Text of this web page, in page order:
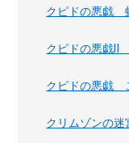
クピドの悪戯
クピドの悪戯Ⅱ
クピドの悪戯
クリムゾンの迷